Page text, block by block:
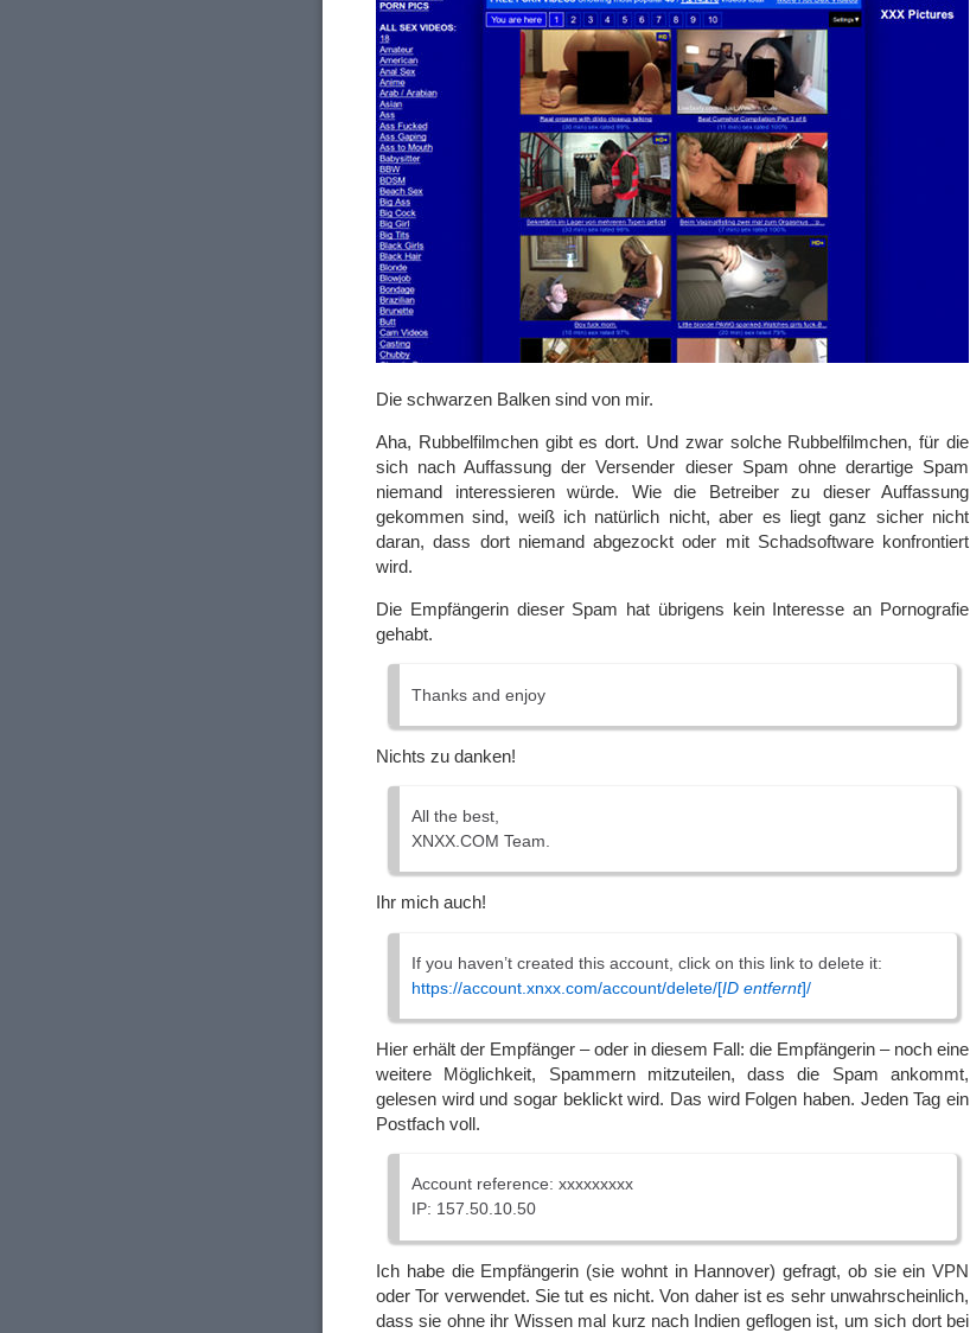
Die schwarzen Balken sind von mir.
Aha, Rubbelfilmchen gibt es dort. Und zwar solche Rubbelfilmchen, für die
sich nach Auffassung der Versender dieser Spam ohne derartige Spam
niemand interessieren würde. Wie die Betreiber zu dieser Auffassung
gekommen sind, weiß ich natürlich nicht, aber es liegt ganz sicher nicht
daran, dass dort niemand abgezockt oder mit Schadsoftware konfrontiert
wird.
Die Empfängerin dieser Spam hat übrigens kein Interesse an Pornografie
gehabt.
Thanks and enjoy
Nichts zu danken!
All the best,
XNXX.COM Team.
Ihr mich auch!
If you haven’t created this account, click on this link to delete it:
https://account.xnxx.com/account/delete/[ID entfernt]/
Hier erhält der Empfänger – oder in diesem Fall: die Empfängerin – noch eine
weitere Möglichkeit, Spammern mitzuteilen, dass die Spam ankommt,
gelesen wird und sogar beklickt wird. Das wird Folgen haben. Jeden Tag ein
Postfach voll.
Account reference: xxxxxxxxx
IP: 157.50.10.50
Ich habe die Empfängerin (sie wohnt in Hannover) gefragt, ob sie ein VPN
oder Tor verwendet. Sie tut es nicht. Von daher ist es sehr unwahrscheinlich,
dass sie ohne ihr Wissen mal kurz nach Indien geflogen ist, um sich dort bei